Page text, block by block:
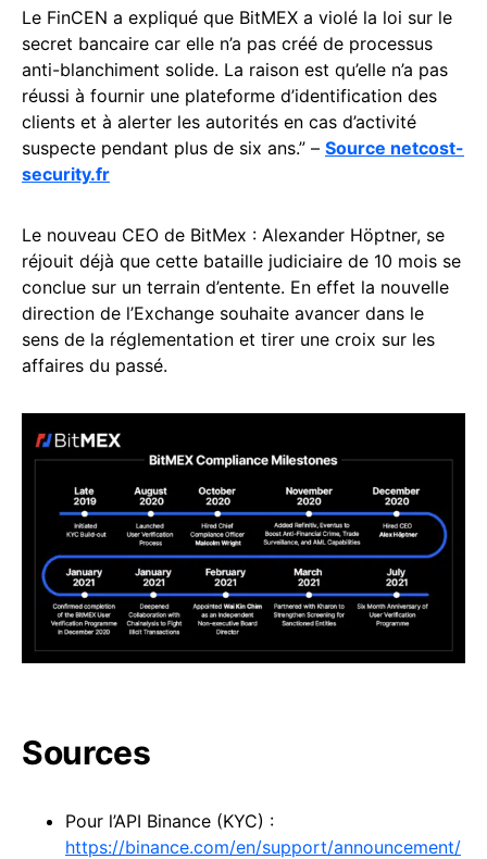
Le FinCEN a expliqué que BitMEX a violé la loi sur le
secret bancaire car elle n’a pas créé de processus
anti-blanchiment solide. La raison est qu’elle n’a pas
réussi à fournir une plateforme d’identification des
clients et à alerter les autorités en cas d’activité
suspecte pendant plus de six ans.” – Source netcost-
security.fr
Le nouveau CEO de BitMex : Alexander Höptner, se
réjouit déjà que cette bataille judiciaire de 10 mois se
conclue sur un terrain d’entente. En effet la nouvelle
direction de l’Exchange souhaite avancer dans le
sens de la réglementation et tirer une croix sur les
affaires du passé.
Sources
Pour l’API Binance (KYC) :
https://binance.com/en/support/announcement/